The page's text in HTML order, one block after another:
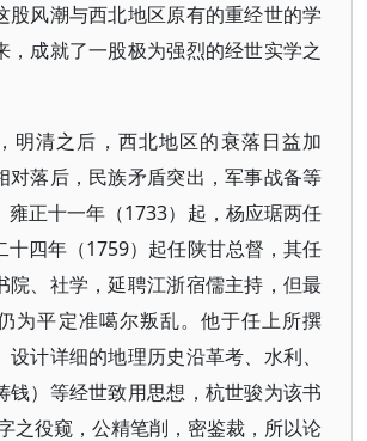
股风潮与西北地区原有的重经世的学
，成就了一股极为强烈的经世实学之
明清之后，西北地区的衰落日益加
对落后，民族矛盾突出，军事战备等
雍正十一年（1733）起，杨应琚两任
十四年（1759）起任陕甘总督，其任
院、社学，延聘江浙宿儒主持，但最
为平定准噶尔叛乱。他于任上所撰
设计详细的地理历史沿革考、水利、
钱）等经世致用思想，杭世骏为该书
之役窥，公精笔削，密鉴裁，所以论